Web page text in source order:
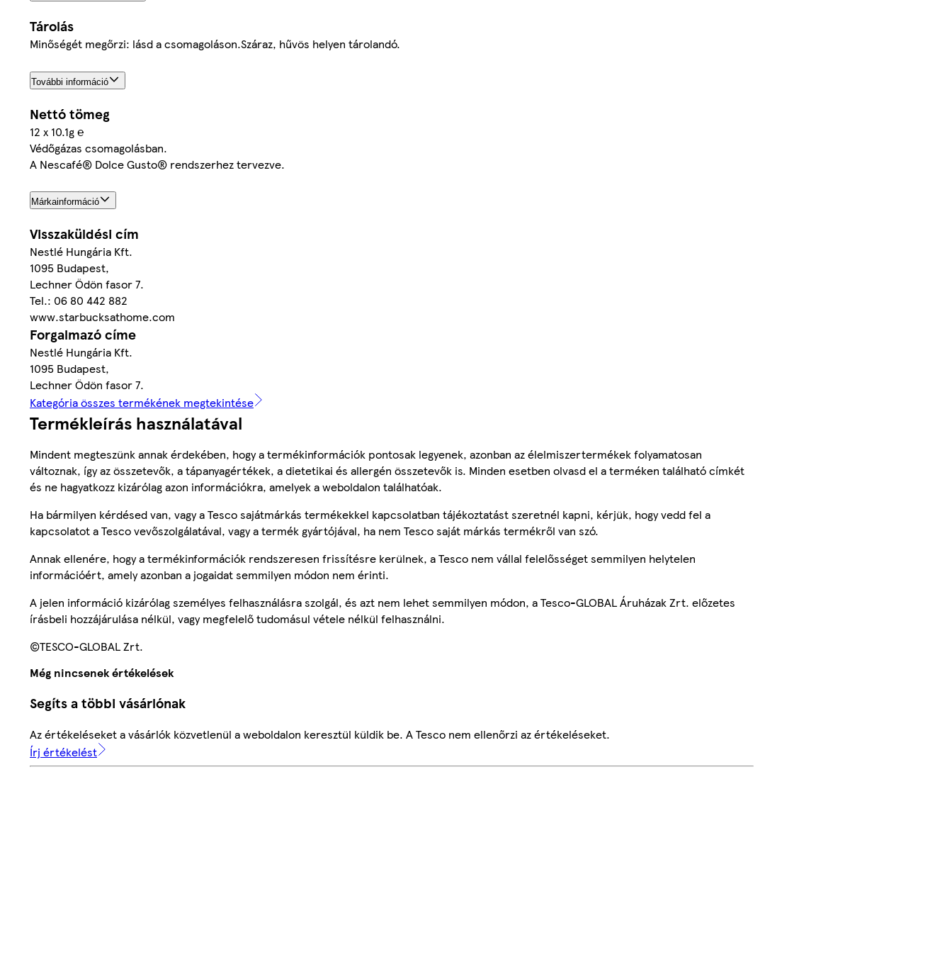
Tárolás
Minőségét megőrzi: lásd a csomagoláson.Száraz, hűvös helyen tárolandó.
További információ
Nettó tömeg
12 x 10.1g ℮
Védőgázas csomagolásban.
A Nescafé® Dolce Gusto® rendszerhez tervezve.
Márkainformáció
Visszaküldési cím
Nestlé Hungária Kft.
1095 Budapest,
Lechner Ödön fasor 7.
Tel.: 06 80 442 882
www.starbucksathome.com
Forgalmazó címe
Nestlé Hungária Kft.
1095 Budapest,
Lechner Ödön fasor 7.
Kategória összes termékének megtekintése
Termékleírás használatával
Mindent megteszünk annak érdekében, hogy a termékinformációk pontosak legyenek, azonban az élelmiszertermékek folyamatosan
változnak, így az összetevők, a tápanyagértékek, a dietetikai és allergén összetevők is. Minden esetben olvasd el a terméken található címkét
és ne hagyatkozz kizárólag azon információkra, amelyek a weboldalon találhatóak.
Ha bármilyen kérdésed van, vagy a Tesco sajátmárkás termékekkel kapcsolatban tájékoztatást szeretnél kapni, kérjük, hogy vedd fel a
kapcsolatot a Tesco vevőszolgálatával, vagy a termék gyártójával, ha nem Tesco saját márkás termékről van szó.
Annak ellenére, hogy a termékinformációk rendszeresen frissítésre kerülnek, a Tesco nem vállal felelősséget semmilyen helytelen
információért, amely azonban a jogaidat semmilyen módon nem érinti.
A jelen információ kizárólag személyes felhasználásra szolgál, és azt nem lehet semmilyen módon, a Tesco-GLOBAL Áruházak Zrt. előzetes
írásbeli hozzájárulása nélkül, vagy megfelelő tudomásul vétele nélkül felhasználni.
©TESCO-GLOBAL Zrt.
Még nincsenek értékelések
Segíts a többi vásárlónak
Az értékeléseket a vásárlók közvetlenül a weboldalon keresztül küldik be. A Tesco nem ellenőrzi az értékeléseket.
Írj értékelést